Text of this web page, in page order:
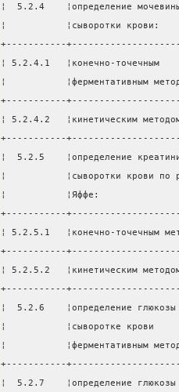
¦  5.2.4    ¦определение
¦           ¦сыворотки
+-----------
¦ 5.2.4.1   ¦конечно-точечным
¦
+-----------
¦ 5.2.4.2   ¦кинетическим
+-----------
¦  5.2.5    ¦определение
¦           ¦сыворотки
¦           ¦Яффе:
+-----------
¦ 5.2.5.1   ¦конечно-точечным
+-----------
¦ 5.2.5.2   ¦кинетическим
+-----------
¦  5.2.6    ¦определение
¦           ¦сыворотке
¦
+-----------
¦  5.2.7    ¦определение